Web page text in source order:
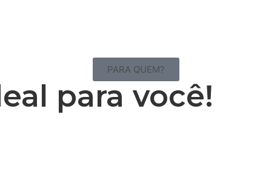
PARA QUEM?
para você!